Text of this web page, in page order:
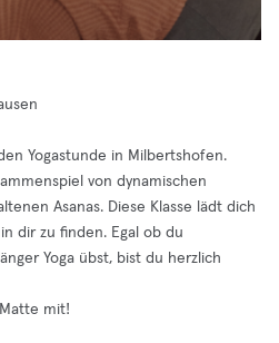
Yogastunde in Milbertshofen.
von dynamischen
Asanas. Diese Klasse lädt dich
dir zu finden. Egal ob du
Yoga übst, bist du herzlich
mit!